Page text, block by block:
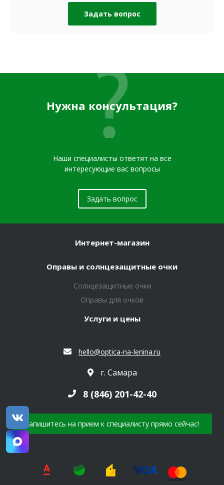
Задать вопрос
Нужна консультация?
Наши специалисты ответят на все
интересующие вас вопросы
Задать вопрос
Интернет-магазин
Оправы и солнцезащитные очки
Солнцезащитные очки
Оправы для очков
Услуги и цены
hello@optica-na-lenina.ru
г. Самара
8 (846) 201-42-40
Запишитесь на прием к специалисту прямо сейчас!